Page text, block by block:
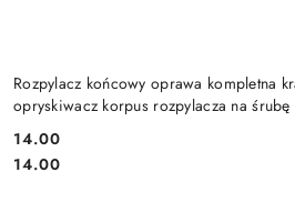
Rozpylacz końcowy oprawa kompletna
opryskiwacz korpus rozpylacza na
Cena:
14.00
Cena:
14.00